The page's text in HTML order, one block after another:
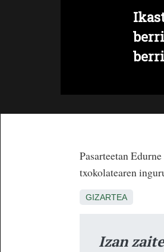
Pasarteetan
txokolatearen
GIZARTEA
Izan